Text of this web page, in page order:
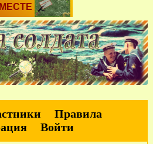
Правила
Войти